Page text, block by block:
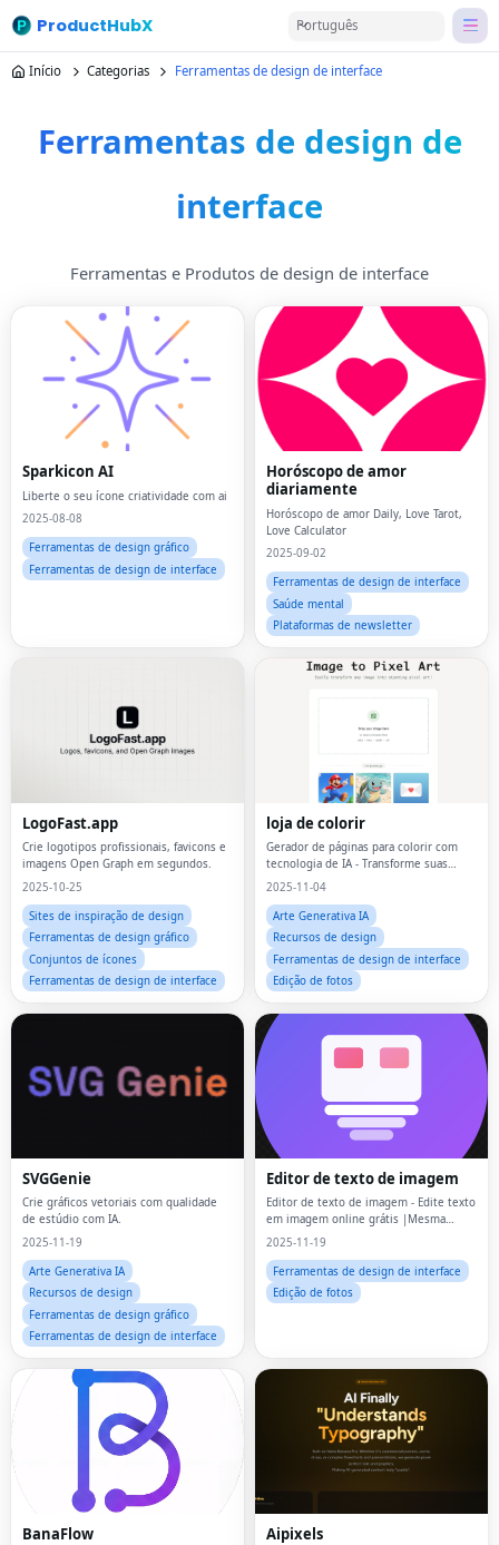
ProductHubX Português
Início Categorias Ferramentas de design de interface
Ferramentas de design de
interface
Ferramentas e Produtos de design de interface
Sparkicon AI
Liberte o seu ícone criatividade com ai
2025-08-08
Ferramentas de design gráfico
Ferramentas de design de interface
Horóscopo de amor
diariamente
Horóscopo de amor Daily, Love Tarot,
Love Calculator
2025-09-02
Ferramentas de design de interface
Saúde mental
Plataformas de newsletter
LogoFast.app
Crie logotipos profissionais, favicons e
imagens Open Graph em segundos.
2025-10-25
Sites de inspiração de design
Ferramentas de design gráfico
Conjuntos de ícones
Ferramentas de design de interface
loja de colorir
Gerador de páginas para colorir com
tecnologia de IA - Transforme suas
ideias em lindas páginas para colorir
2025-11-04
Arte Generativa IA
Recursos de design
Ferramentas de design de interface
Edição de fotos
SVGGenie
Crie gráficos vetoriais com qualidade
de estúdio com IA.
2025-11-19
Arte Generativa IA
Recursos de design
Ferramentas de design gráfico
Ferramentas de design de interface
Editor de texto de imagem
Editor de texto de imagem - Edite texto
em imagem online grátis |Mesma
correspondência de fonte
2025-11-19
Ferramentas de design de interface
Edição de fotos
BanaFlow Aipixels